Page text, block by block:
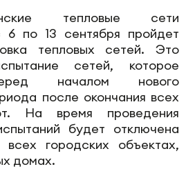
тепловые сети
по 13 сентября пройдет
тепловых сетей. Это
сетей, которое
началом нового
после окончания всех
На время проведения
будет отключена
городских объектах,
домах.